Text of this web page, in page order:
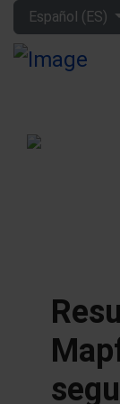
Español (ES)